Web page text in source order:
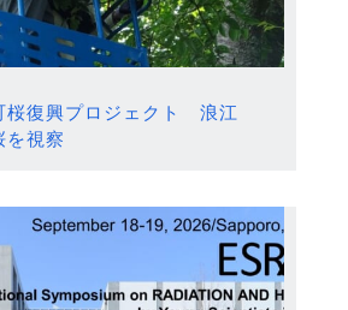
桜復興プロジェクト 浪江
を視察